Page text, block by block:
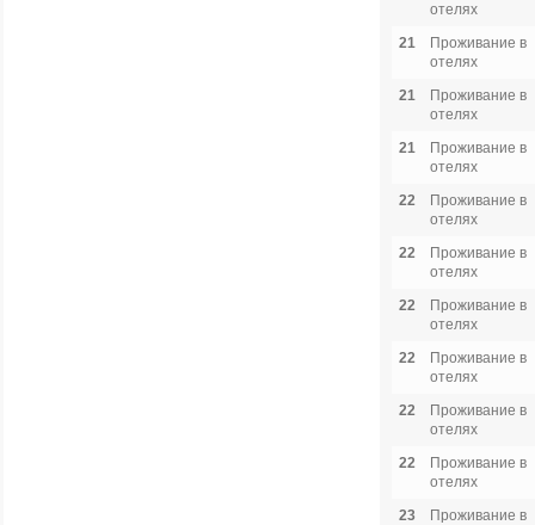
отелях
21
Проживание в
отелях
21
Проживание в
отелях
21
Проживание в
отелях
22
Проживание в
отелях
22
Проживание в
отелях
22
Проживание в
отелях
22
Проживание в
отелях
22
Проживание в
отелях
22
Проживание в
отелях
23
Проживание в